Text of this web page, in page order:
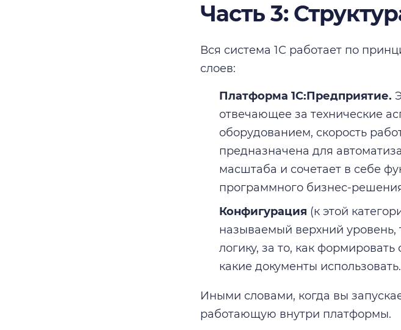
Часть 3:
Вся система 1С работает по
слоев:
Платформа 1С:Предприятие.
отвечающее за технические
оборудованием, скорость
предназначена для
масштаба и сочетает в себе
программного бизнес-
Конфигурация (к этой
называемый верхний уровень,
логику, за то, как формировать
какие документы использовать.
Иными словами, когда вы
работающую внутри платформы.